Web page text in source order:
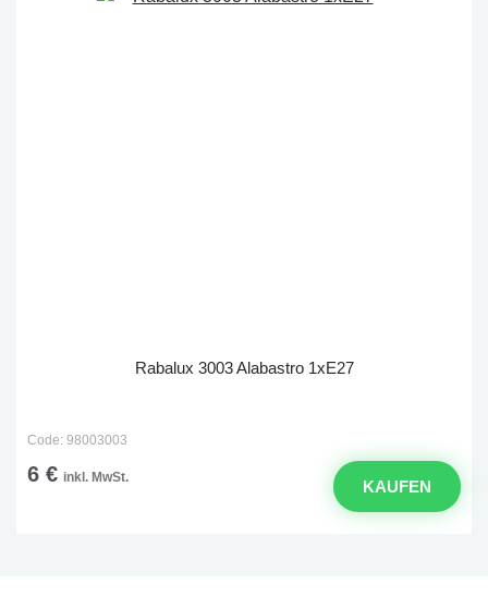
Rabalux 3003 Alabastro 1xE27
Code: 98003003
6 € inkl. MwSt. KAUFEN